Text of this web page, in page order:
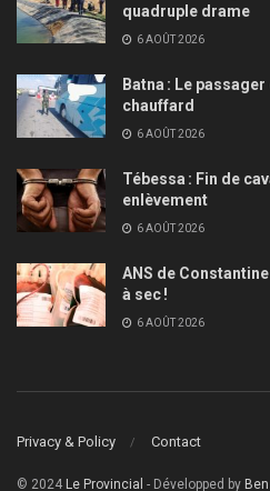
quadruple drame
6 AOÛT 2026
Batna : Le
chauffard
6 AOÛT 2026
Tébessa : Fin de
enlèvement
6 AOÛT 2026
ANS de
à sec !
6 AOÛT 2026
Privacy & Policy Contact
© 2024 Le Provincial - Développed by